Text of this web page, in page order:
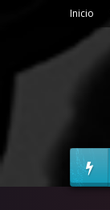
Inicio